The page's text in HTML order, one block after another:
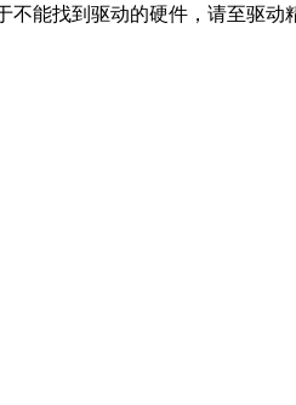
能找到驱动的硬件，请至驱动